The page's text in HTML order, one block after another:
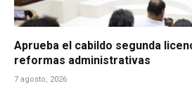
Aprueba el cabildo segunda
reformas administrativas
7 agosto, 2026